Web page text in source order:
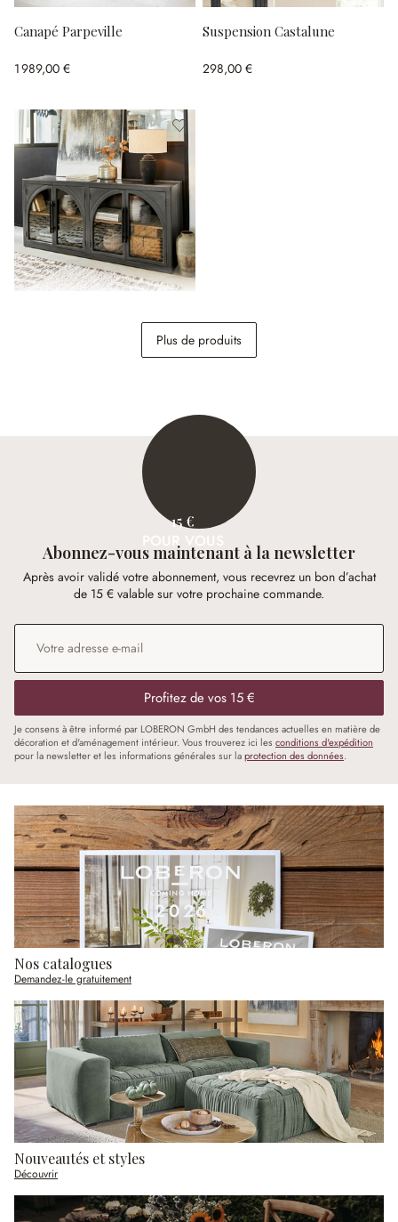
Canapé Parpeville
1 989,00 €
Suspension Castalune
298,00 €
Plus de produits
15 €
POUR VOUS
Abonnez-vous maintenant à la newsletter
Après avoir validé votre abonnement, vous recevrez un bon d’achat
de 15 € valable sur votre prochaine commande.
Adresse e-mail
Profitez de vos 15 €
Je consens à être informé par LOBERON GmbH des tendances actuelles en matière de
décoration et d'aménagement intérieur. Vous trouverez ici les conditions d'expédition
pour la newsletter et les informations générales sur laprotection des données.
Nos catalogues
Demandez-le gratuitement
Nouveautés et styles
Découvrir